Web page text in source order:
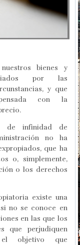
bienes y
por las
y que
con la
de infinidad de
no ha
que ha
o, simplemente,
o los derechos
existe una
no se conoce en
en las que los
que perjudiquen
objetivo que